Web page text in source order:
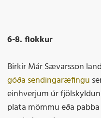
6-8. flokkur
Birkir Már Sævarsson
góða sendingaræfingu
einhverjum úr
plata mömmu eða